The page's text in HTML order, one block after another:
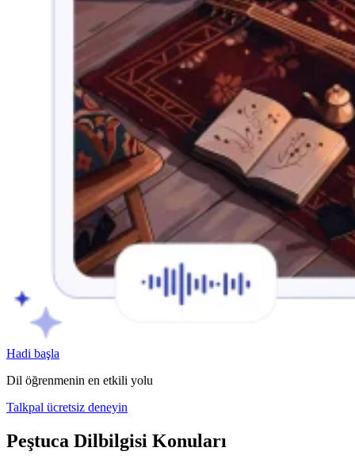
Hadi başla
Dil öğrenmenin en etkili yolu
Talkpal ücretsiz deneyin
Peştuca Dilbilgisi Konuları